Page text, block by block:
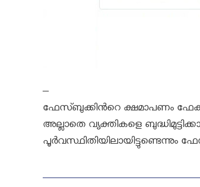
–
ഫേസ്ബുക്കിന്‍റെ ക്ഷമാപണം
അല്ലാതെ വ്യക്തികളെ
പൂര്‍വസ്ഥിതിയിലായിട്ടുണ്ടെന്നും